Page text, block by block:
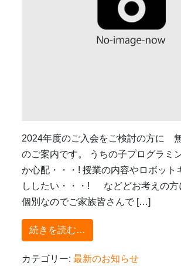
2024年度のご入会をご検討の方に
のご案内です。 うちの子プログラミ
か心配・・・! 授業の内容やロボット
ししたい・・・! などどお考えの方
個別なのでご家族皆さんで […]
続きを読む…
カテゴリー:最新のお知らせ